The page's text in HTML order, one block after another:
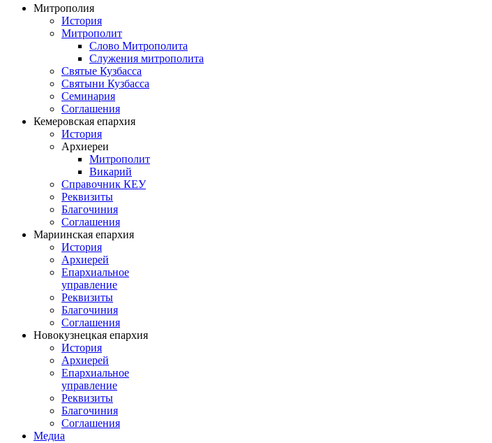
Митрополия
История
Митрополит
Слово Митрополита
Служения митрополита
Святые Кузбасса
Святыни Кузбасса
Семинария
Соглашения
Кемеровская епархия
История
Архиереи
Митрополит
Викарий
Справочник КЕУ
Реквизиты
Благочиния
Соглашения
Мариинская епархия
История
Архиерей
Епархиальное
управление
Реквизиты
Благочиния
Соглашения
Новокузнецкая епархия
История
Архиерей
Епархиальное
управление
Реквизиты
Благочиния
Соглашения
Медиа